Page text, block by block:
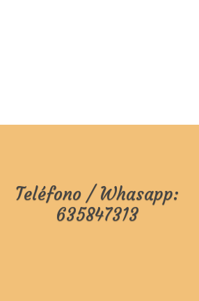
Teléfono / Whasapp:
635847313